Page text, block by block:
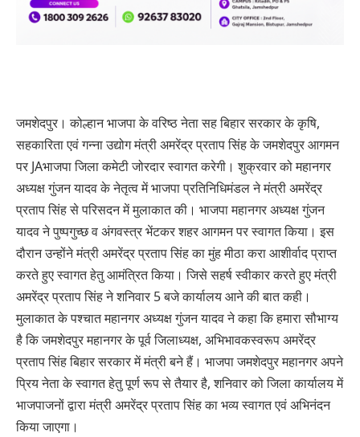
जमशेदपुर। कोल्हान भाजपा के वरिष्ठ नेता सह बिहार सरकार के कृषि,
सहकारिता एवं गन्ना उद्योग मंत्री अमरेंद्र प्रताप सिंह के जमशेदपुर आगमन
पर JAभाजपा जिला कमेटी जोरदार स्वागत करेगी। शुक्रवार को महानगर
अध्यक्ष गुंजन यादव के नेतृत्व में भाजपा प्रतिनिधिमंडल ने मंत्री अमरेंद्र
प्रताप सिंह से परिसदन में मुलाकात की। भाजपा महानगर अध्यक्ष गुंजन
यादव ने पुष्पगुच्छ व अंगवस्त्र भेंटकर शहर आगमन पर स्वागत किया। इस
दौरान उन्होंने मंत्री अमरेंद्र प्रताप सिंह का मुंह मीठा करा आशीर्वाद प्राप्त
करते हुए स्वागत हेतु आमंत्रित किया। जिसे सहर्ष स्वीकार करते हुए मंत्री
अमरेंद्र प्रताप सिंह ने शनिवार 5 बजे कार्यालय आने की बात कही।
मुलाकात के पश्चात महानगर अध्यक्ष गुंजन यादव ने कहा कि हमारा सौभाग्य
है कि जमशेदपुर महानगर के पूर्व जिलाध्यक्ष, अभिभावकस्वरूप अमरेंद्र
प्रताप सिंह बिहार सरकार में मंत्री बने हैं। भाजपा जमशेदपुर महानगर अपने
प्रिय नेता के स्वागत हेतु पूर्ण रूप से तैयार है, शनिवार को जिला कार्यालय में
भाजपाजनों द्वारा मंत्री अमरेंद्र प्रताप सिंह का भव्य स्वागत एवं अभिनंदन
किया जाएगा।